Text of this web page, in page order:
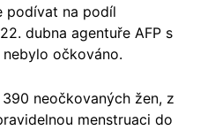
podívat na podíl
dubna agentuře AFP s
očkováno.
neočkovaných žen, z
menstruaci do